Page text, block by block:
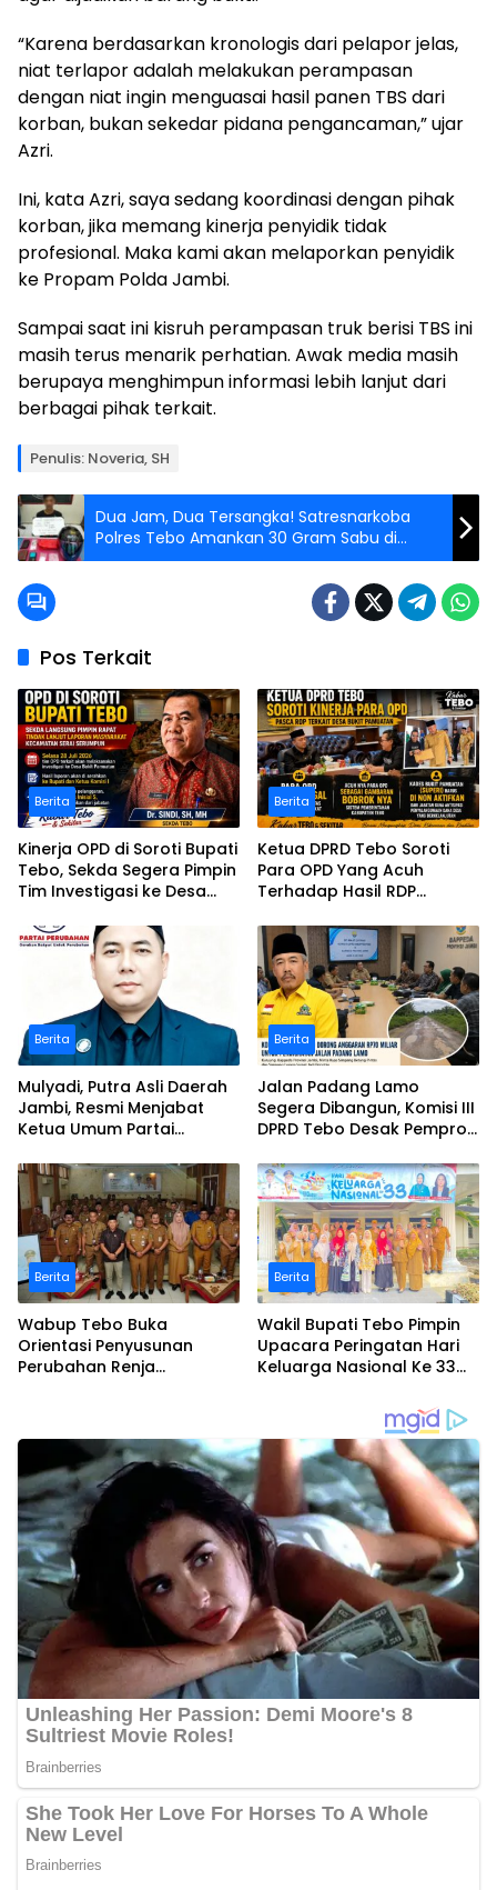
“Karena berdasarkan kronologis dari pelapor jelas,
niat terlapor adalah melakukan perampasan
dengan niat ingin menguasai hasil panen TBS dari
korban, bukan sekedar pidana pengancaman,” ujar
Azri.
Ini, kata Azri, saya sedang koordinasi dengan pihak
korban, jika memang kinerja penyidik tidak
profesional. Maka kami akan melaporkan penyidik
ke Propam Polda Jambi.
Sampai saat ini kisruh perampasan truk berisi TBS ini
masih terus menarik perhatian. Awak media masih
berupaya menghimpun informasi lebih lanjut dari
berbagai pihak terkait.
Penulis: Noveria, SH
Dua Jam, Dua Tersangka! Satresnarkoba
Polres Tebo Amankan 30 Gram Sabu di
Tengah Ilir
Pos Terkait
Berita
Kinerja OPD di Soroti Bupati
Tebo, Sekda Segera Pimpin
Tim Investigasi ke Desa
serumpun
Berita
Ketua DPRD Tebo Soroti
Para OPD Yang Acuh
Terhadap Hasil RDP
Pamuatan
Berita
Mulyadi, Putra Asli Daerah
Jambi, Resmi Menjabat
Ketua Umum Partai
Perwakilan ASEAN Partai
Perubahan di Malaysia
Berita
Jalan Padang Lamo
Segera Dibangun, Komisi III
DPRD Tebo Desak Pemprov
Anggaran Rp70 Miliar
Berita
Wabup Tebo Buka
Orientasi Penyusunan
Perubahan Renja
Berita
Wakil Bupati Tebo Pimpin
Upacara Peringatan Hari
Keluarga Nasional Ke 33